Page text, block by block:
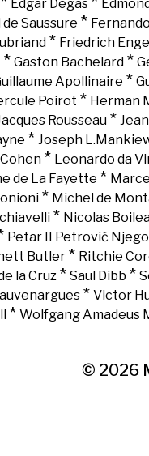
Edgar Degas
Saussure *
* Friedrich
* Gaston Bachelard *
Apollinaire *
Poirot * Herman
Rousseau *
* Joseph
* Leonardo da
de La Fayette *
* Michel de
* Nicolas
Petar II Petrović
Butler* Ritchie
la Cruz* Saul Dibb *
* Victor
* Wolfgang Amadeus
© 2026